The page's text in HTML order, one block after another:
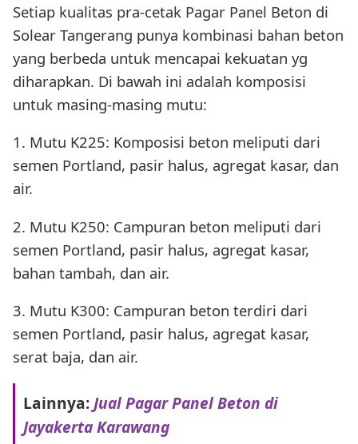
Setiap kualitas pra-cetak Pagar Panel Beton di
Solear Tangerang punya kombinasi bahan beton
yang berbeda untuk mencapai kekuatan yg
diharapkan. Di bawah ini adalah komposisi
untuk masing-masing mutu:
1. Mutu K225: Komposisi beton meliputi dari
semen Portland, pasir halus, agregat kasar, dan
air.
2. Mutu K250: Campuran beton meliputi dari
semen Portland, pasir halus, agregat kasar,
bahan tambah, dan air.
3. Mutu K300: Campuran beton terdiri dari
semen Portland, pasir halus, agregat kasar,
serat baja, dan air.
Lainnya:Jual Pagar Panel Beton di
Jayakerta Karawang